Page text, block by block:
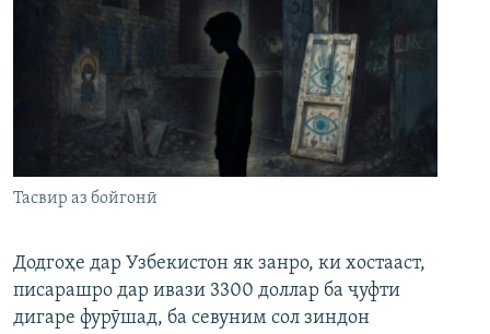
Тасвир аз бойгонӣ
Додгоҳе дар Узбекистон як занро, ки хостааст,
писарашро дар ивази 3300 доллар ба ҷуфти
дигаре фурӯшад, ба севуним сол зиндон